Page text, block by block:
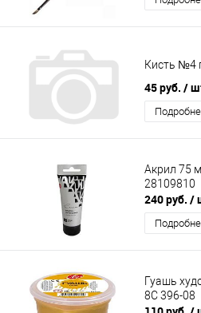
Кисть №4
45 руб. /
Акрил 75
28109810
240 руб. /
Гуашь
8С 396-08